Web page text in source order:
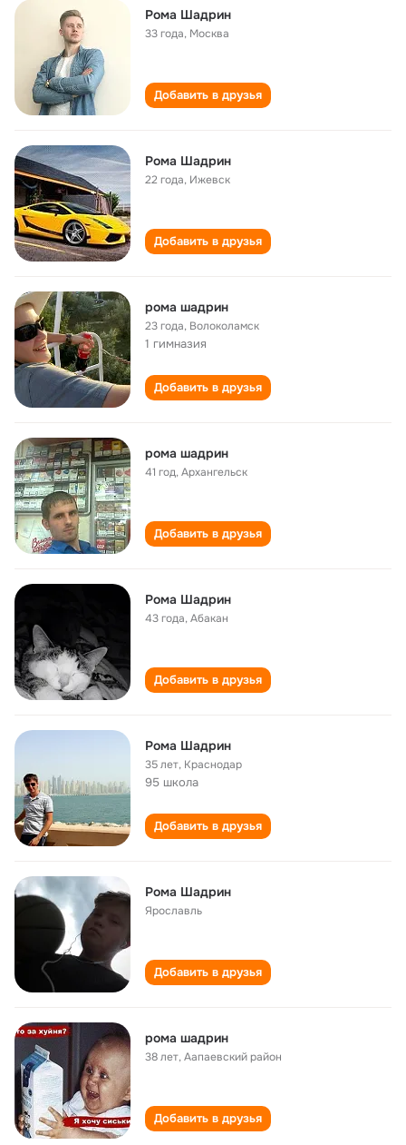
Рома Шадрин
33 года, Москва
Добавить в друзья
Рома Шадрин
22 года, Ижевск
Добавить в друзья
рома шадрин
23 года, Волоколамск
1 гимназия
Добавить в друзья
рома шадрин
41 год,Архангельск
Добавить в друзья
Рома Шадрин
43 года,Абакан
Добавить в друзья
Рома Шадрин
35 лет, Краснодар
95 школа
Добавить в друзья
Рома Шадрин
Ярославль
Добавить в друзья
рома шадрин
38 лет,Аапаевский район
Добавить в друзья